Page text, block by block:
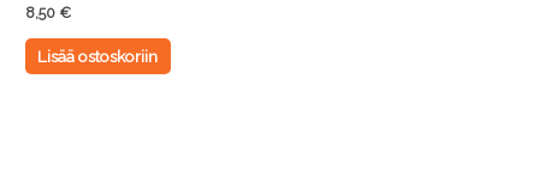
8,50 €
Lisää ostoskoriin